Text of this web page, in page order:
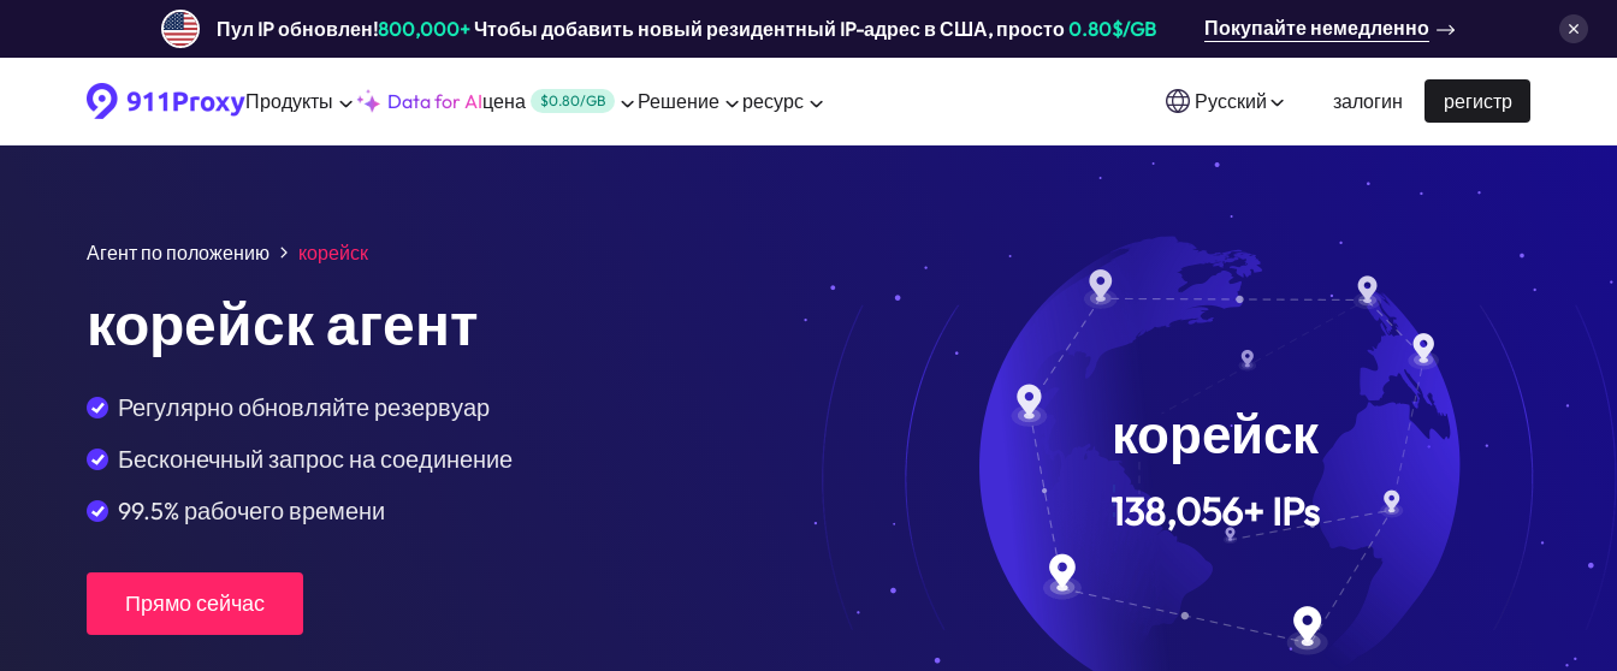
Пул IP обновлен!800,000+Чтобы добавить новый резидентный IP-адрес в США, просто0.80$/GB Покупайте немедленно
Продукты Data for AIцена $0.80/GB Решение ресурс Русский залогин регистр
Агент по положению корейск
корейск агент
Регулярно обновляйте резервуар
Бесконечный запрос на соединение
99.5% рабочего времени
Прямо сейчас
корейск
138,056+IPs